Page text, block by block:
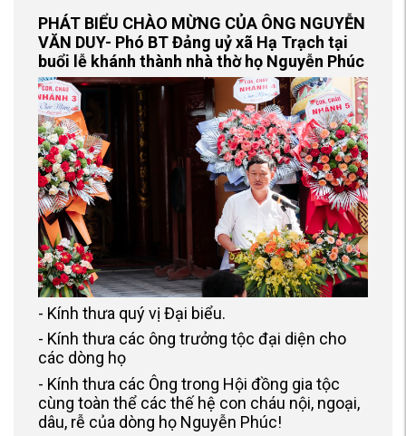
PHÁT BIỂU CHÀO MỪNG CỦA ÔNG NGUYỄN
VĂN DUY- Phó BT Đảng uỷ xã Hạ Trạch tại
buổi lễ khánh thành nhà thờ họ Nguyễn Phúc
- Kính thưa quý vị Đại biểu.
- Kính thưa các ông trưởng tộc đại diện cho
các dòng họ
- Kính thưa các Ông trong Hội đồng gia tộc
cùng toàn thể các thế hệ con cháu nội, ngoại,
dâu, rễ của dòng họ Nguyễn Phúc!